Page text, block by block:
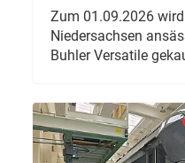
Zum 01.09.2026
Niedersachsen
Buhler Versatile